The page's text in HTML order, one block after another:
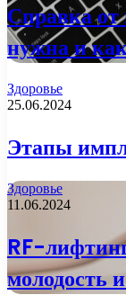
Справка от
нужна и
Здоровье
25.06.2024
Этапы
Здоровье
11.06.2024
RF-
молодость